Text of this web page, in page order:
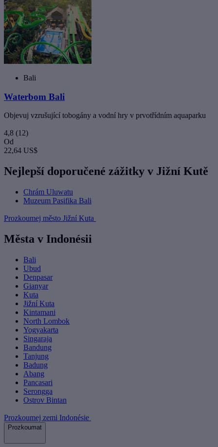
Bali
Waterbom Bali
Objevuj vzrušující tobogány a vodní hry v prvotřídním aquaparku
4,8 (12)
Od
22,64 US$
Nejlepší doporučené zážitky v Jižní Kutě
Chrám Uluwatu
Muzeum Pasifika Bali
Prozkoumej město Jižní Kuta
Města v Indonésii
Bali
Ubud
Denpasar
Gianyar
Kuta
Jižní Kuta
Kintamani
North Lombok
Yogyakarta
Singaraja
Bandung
Tanjung
Badung
Abang
Pancasari
Serongga
Ostrov Bintan
Prozkoumej zemi Indonésie
Prozkoumat